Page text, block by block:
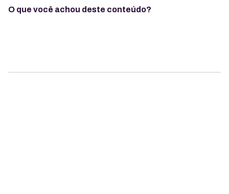
O que você achou deste conteúdo?